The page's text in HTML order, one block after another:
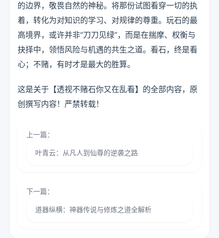
的边界，敬畏自然的神秘。将那份试图看穿一切的执
着，转化为对知识的学习、对规律的尊重。玩石的最
高境界，或许并非“刀刀见绿”，而是在揣摩、权衡与
抉择中，领悟风险与机遇的共生之道。看石，终是看
心；不赌，有时才是最大的胜算。
这是关于【透视不赌石你又在乱看】的全部内容，原
创撰写内容！严禁转载！
上一篇：
叶青云：从凡人到仙尊的逆袭之路
下一篇：
道器纵横：神器传说与修炼之道全解析